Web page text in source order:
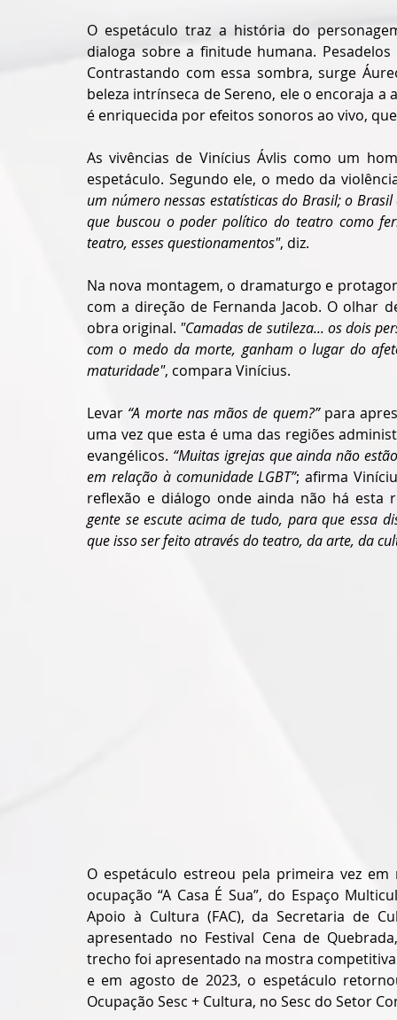
O espetáculo traz a história do
dialoga sobre a finitude humana.
Contrastando com essa sombra, surge
beleza intrínseca de Sereno, ele o encoraja
é enriquecida por efeitos sonoros ao vivo,
As vivências de Vinícius Ávlis como um
espetáculo. Segundo ele, o medo da
um número nessas estatísticas do Brasil; o
que buscou o poder político do teatro como
teatro, esses questionamentos", diz.
Na nova montagem, o dramaturgo e
com a direção de Fernanda Jacob. O olhar
obra original. "Camadas de sutileza... os dois
com o medo da morte, ganham o lugar do
maturidade", compara Vinícius.
Levar “A morte nas mãos de quem?” para
uma vez que esta é uma das regiões
evangélicos. “Muitas igrejas que ainda não
em relação à comunidade LGBT”; afirma
reflexão e diálogo onde ainda não há esta
gente se escute acima de tudo, para que essa
que isso ser feito através do teatro, da arte, da
O espetáculo estreou pela primeira vez
ocupação “A Casa É Sua”, do Espaço
Apoio à Cultura (FAC), da Secretaria de
apresentado no Festival Cena de
trecho foi apresentado na mostra competitiva
e em agosto de 2023, o espetáculo
Ocupação Sesc + Cultura, no Sesc do Setor